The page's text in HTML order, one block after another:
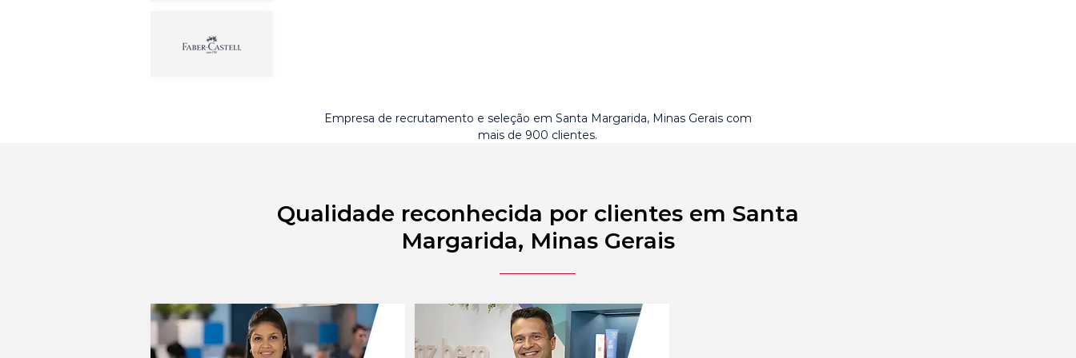
Empresa de recrutamento e seleção em Santa Margarida, Minas Gerais com
mais de 900 clientes.
Qualidade reconhecida por clientes em Santa
Margarida, Minas Gerais